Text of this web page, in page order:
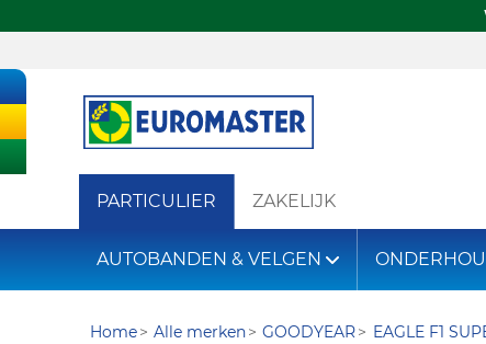
PARTICULIER ZAKELIJK
AUTOBANDEN & VELGEN
Home Alle merken GOODYEAR EAGLE F1